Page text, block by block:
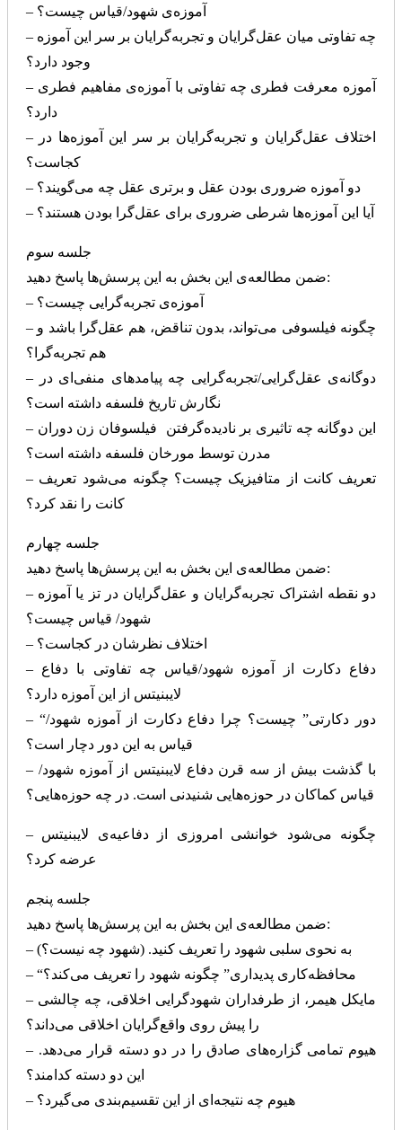
– آموزه‌ی شهود/قیاس چیست؟
– چه تفاوتی میان عقل‌گرایان و تجربه‌گرایان بر سر این آموزه
وجود دارد؟
– آموزه معرفت فطری چه تفاوتی با آموزه‌ی مفاهیم فطری
دارد؟
– اختلاف عقل‌گرایان و تجربه‌گرایان بر سر این آموزه‌ها در
کجاست؟
– دو آموزه ضروری بودن عقل و برتری عقل چه می‌گویند؟
– آیا این آموزه‌ها شرطی ضروری برای عقل‌گرا بودن هستند؟
جلسه سوم
ضمن مطالعه‌ی این بخش به این پرسش‌ها پاسخ دهید:
– آموزه‌ی تجربه‌گرایی چیست؟
– چگونه فیلسوفی می‌تواند، بدون تناقض، هم عقل‌گرا باشد و
هم تجربه‌گرا؟
– دوگانه‌ی عقل‌گرایی/تجربه‌گرایی چه پیامدهای منفی‌ای در
نگارش تاریخ فلسفه داشته است؟
– این دوگانه چه تاثیری بر نادیده‌گرفتن فیلسوفان زن دوران
مدرن توسط مورخان فلسفه داشته است؟
– تعریف کانت از متافیزیک چیست؟ چگونه می‌شود تعریف
کانت را نقد کرد؟
جلسه چهارم
ضمن مطالعه‌ی این بخش به این پرسش‌ها پاسخ دهید:
– دو نقطه اشتراک تجربه‌گرایان و عقل‌گرایان در تز یا آموزه
شهود/ قیاس چیست؟
– اختلاف نظرشان در کجاست؟
– دفاع دکارت از آموزه شهود/قیاس چه تفاوتی با دفاع
لایبنیتس از این آموزه دارد؟
– “دور دکارتی” چیست؟ چرا دفاع دکارت از آموزه شهود/
قیاس به این دور دچار است؟
– با گذشت بیش از سه قرن دفاع لایبنیتس از آموزه شهود/
قیاس کماکان در حوزه‌هایی شنیدنی است. در چه حوزه‌هایی؟
– چگونه می‌شود خوانشی امروزی از دفاعیه‌ی لایبنیتس
عرضه کرد؟
جلسه پنجم
ضمن مطالعه‌ی این بخش به این پرسش‌ها پاسخ دهید:
– به نحوی سلبی شهود را تعریف کنید. (شهود چه نیست؟)
– “محافظه‌کاری پدیداری” چگونه شهود را تعریف می‌کند؟
– مایکل هیمر، از طرفداران شهودگرایی اخلاقی، چه چالشی
را پیش روی واقع‌گرایان اخلاقی می‌داند؟
– هیوم تمامی گزاره‌های صادق را در دو دسته قرار می‌دهد.
این دو دسته کدامند؟
– هیوم چه نتیجه‌ای از این تقسیم‌بندی می‌گیرد؟